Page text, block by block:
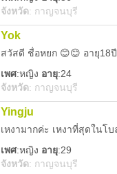
จังหวัด: กาญจนบุรี
Yok
สวัสดี ชื่อหยก 😊😊 อายุ18
เพศ:หญิง อายุ:24
จังหวัด: กาญจนบุรี
Yingju
เหงามากค่ะ เหงาที่สุดในโ
เพศ:หญิง อายุ:29
จังหวัด: กาญจนบุรี